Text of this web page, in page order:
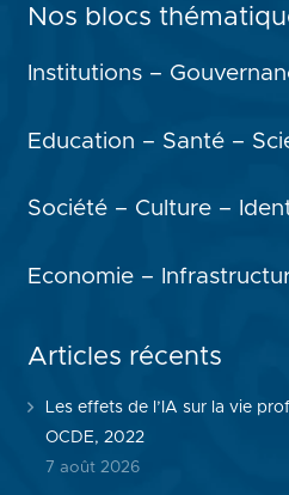
Nos blocs
Institutions –
Education – Santé –
Société – Culture –
Economie –
Articles récents
Les effets de l’IA sur la vie
OCDE, 2022
7 août 2026